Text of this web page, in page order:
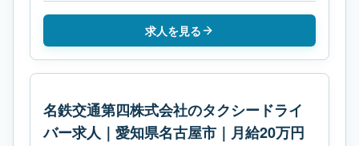
求人を見る
名鉄交通第四株式会社のタクシードライ
バー求人｜愛知県名古屋市｜月給20万円